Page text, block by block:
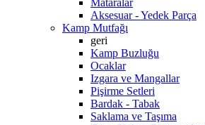
Mataralar
Aksesuar - Yedek Parça
Kamp Mutfağı
geri
Kamp Buzluğu
Ocaklar
Izgara ve Mangallar
Pişirme Setleri
Bardak - Tabak
Saklama ve Taşıma